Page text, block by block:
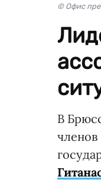
© Офис
В